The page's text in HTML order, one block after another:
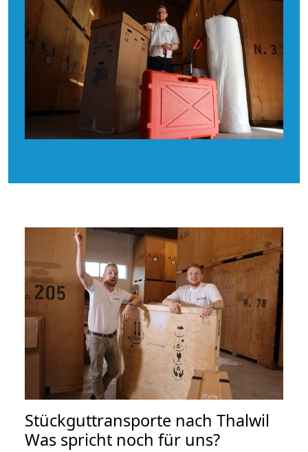
Stückguttransporte nach Thalwil
Was spricht noch für uns?